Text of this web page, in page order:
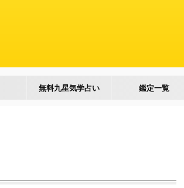
無料九星気学占い 鑑定一覧